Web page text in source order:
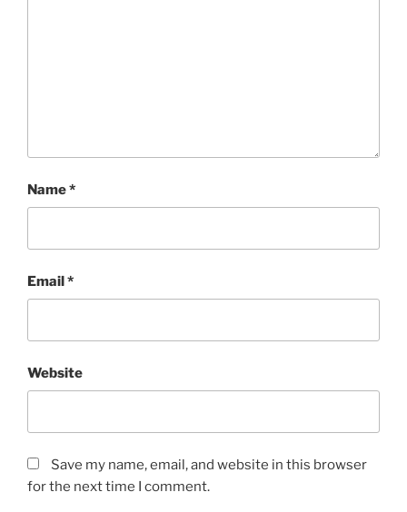
Name*
Email*
Website
Save my name, email, and website in this browser
for the next time I comment.